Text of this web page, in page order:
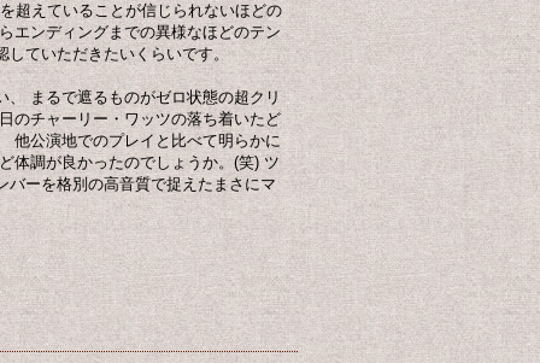
超えていることが信じられないほどの
エンディングまでの異様なほどのテン
ていただきたいくらいです。
、 まるで遮るものがゼロ状態の超クリ
のチャーリー・ワッツの落ち着いたど
他公演地でのプレイと比べて明らかに
体調が良かったのでしょうか。(笑) ツ
ーを格別の高音質で捉えたまさにマ